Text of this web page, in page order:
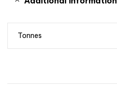
Tonnes